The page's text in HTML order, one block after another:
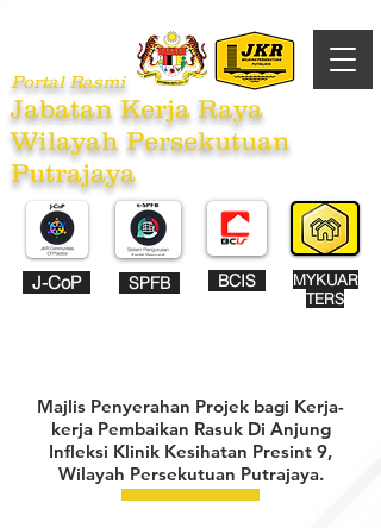
Portal Rasmi
Jabatan Kerja Raya
Wilayah Persekutuan
Putrajaya
J-CoP
MYKUAR
TERS
SPFB BCIS
Majlis Penyerahan Projek bagi Kerja-
kerja Pembaikan Rasuk Di Anjung
Infleksi Klinik Kesihatan Presint 9,
Wilayah Persekutuan Putrajaya.